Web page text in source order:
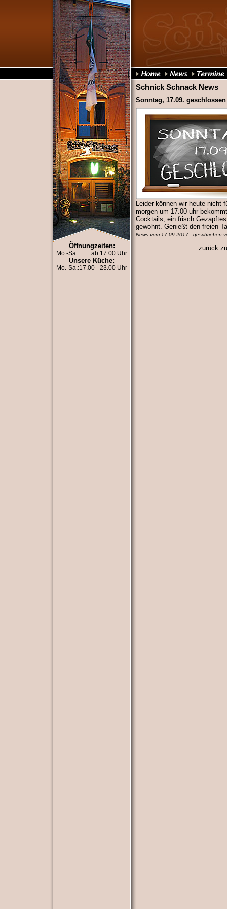
Öffnungzeiten:
Mo.-Sa.: ab 17.00 Uhr
Unsere Küche:
Mo.-Sa.:17.00 - 23.00 Uhr
Schnick Schnack News
Sonntag, 17.09.
Leider können wir heute nicht
morgen um 17.00 uhr
Cocktails, ein frisch
gewohnt. Genießt den freien
News vom 17.09.2017 · geschrieben
zurück